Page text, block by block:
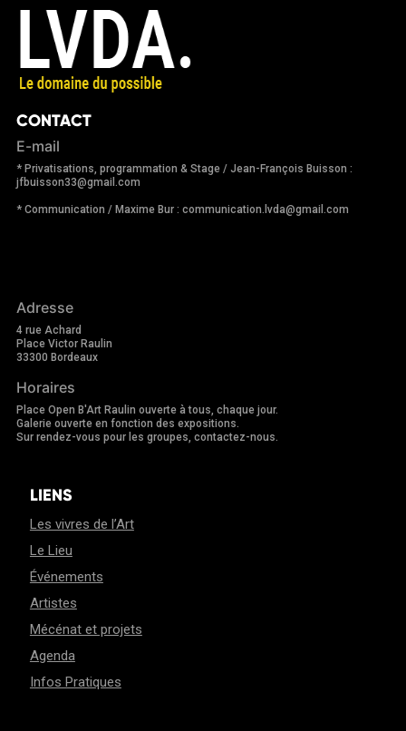
CONTACT
E-mail
* Privatisations, programmation & Stage / Jean-François Buisson :
jfbuisson33@gmail.com
* Communication / Maxime Bur : communication.lvda@gmail.com
Adresse
4 rue Achard
Place Victor Raulin
33300 Bordeaux
Horaires
Place Open B'Art Raulin ouverte à tous, chaque jour.
Galerie ouverte en fonction des expositions.
Sur rendez-vous pour les groupes, contactez-nous.
LIENS
Les vivres de l’Art
Le Lieu
Événements
Artistes
Mécénat et projets
Agenda
Infos Pratiques